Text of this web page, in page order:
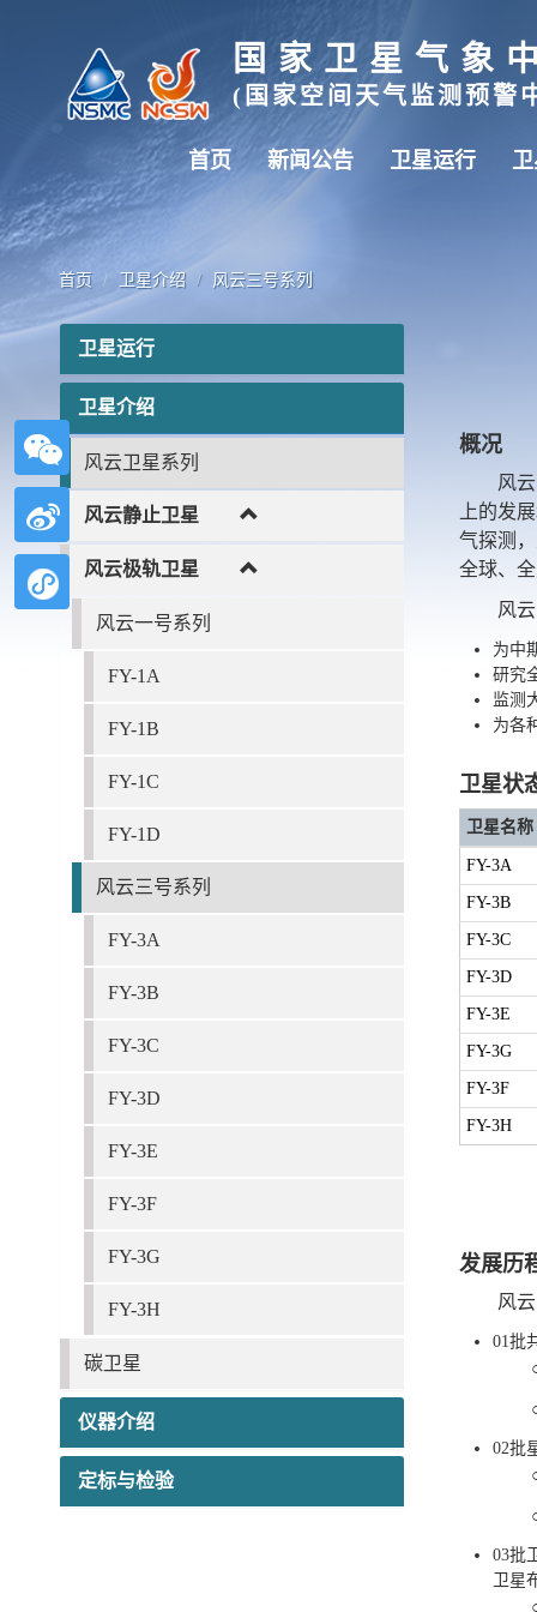
国家卫星气象
(国家空间天气监测预警
首页 新闻公告 卫星运行
首页 卫星介绍 风云三号系列
卫星运行
卫星介绍
风云卫星系列
风云静止卫星
风云极轨卫星
风云一号系列
FY-1A
FY-1B
FY-1C
FY-1D
风云三号系列
FY-3A
FY-3B
FY-3C
FY-3D
FY-3E
FY-3F
FY-3G
FY-3H
碳卫星
仪器介绍
定标与检验
概况
风
上的发
气探测
全球、
风
为中
研究
监测
为各
卫星状
卫星名称
FY-3A
FY-3B
FY-3C
FY-3D
FY-3E
FY-3G
FY-3F
FY-3H
发展历
风
01批
02批
03批
卫